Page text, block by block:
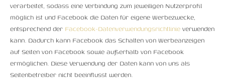
verarbeitet, sodass eine Verbindung zum jeweiligen Nutzerprofil
möglich ist und Facebook die Daten für eigene Werbezwecke,
entsprechend der Facebook-Datenverwendungsrichtlinie verwenden
kann. Dadurch kann Facebook das Schalten von Werbeanzeigen
auf Seiten von Facebook sowie außerhalb von Facebook
ermöglichen. Diese Verwendung der Daten kann von uns als
Seitenbetreiber nicht beeinflusst werden.